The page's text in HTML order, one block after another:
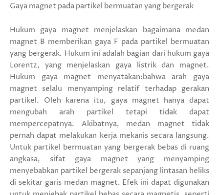
Gaya magnet pada partikel bermuatan yang bergerak
Hukum gaya magnet menjelaskan bagaimana medan
magnet B memberikan gaya F pada partikel bermuatan
yang bergerak. Hukum ini adalah bagian dari hukum gaya
Lorentz, yang menjelaskan gaya listrik dan magnet.
Hukum gaya magnet menyatakan:bahwa arah gaya
magnet selalu menyamping relatif terhadap gerakan
partikel. Oleh karena itu, gaya magnet hanya dapat
mengubah arah partikel tetapi tidak dapat
mempercepatnya. Akibatnya, medan magnet tidak
pernah dapat melakukan kerja mekanis secara langsung.
Untuk partikel bermuatan yang bergerak bebas di ruang
angkasa, sifat gaya magnet yang menyamping
menyebabkan partikel bergerak sepanjang lintasan heliks
di sekitar garis medan magnet. Efek ini dapat digunakan